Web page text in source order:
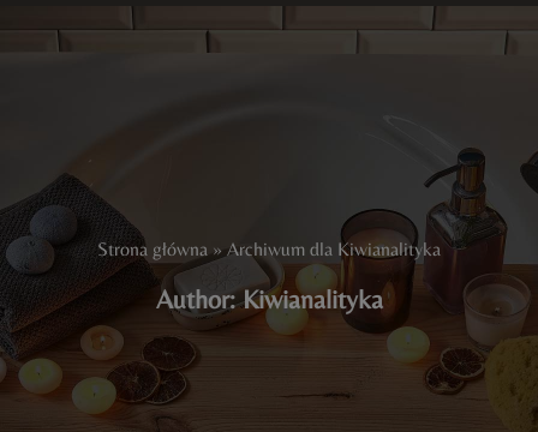
Strona główna » Archiwum dla Kiwianalityka
Author:Kiwianalityka